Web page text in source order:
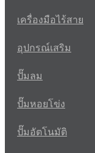
เครื่องมือไร้สาย
อุปกรณ์เสริม
ปั๊มลม
ปั๊มหอยโข่ง
ปั๊มอัตโนมัติ